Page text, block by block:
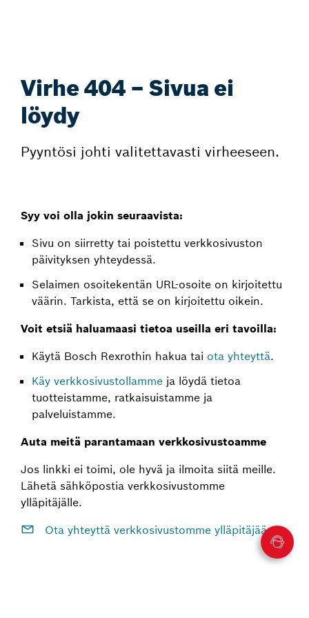
Virhe 404 – Sivua ei
löydy
Pyyntösi johti valitettavasti virheeseen.
Syy voi olla jokin seuraavista:
Sivu on siirretty tai poistettu verkkosivuston
päivityksen yhteydessä.
Selaimen osoitekentän URL-osoite on kirjoitettu
väärin. Tarkista, että se on kirjoitettu oikein.
Voit etsiä haluamaasi tietoa useilla eri tavoilla:
Käytä Bosch Rexrothin hakua tai ota yhteyttä.
Käy verkkosivustollamme ja löydä tietoa
tuotteistamme, ratkaisuistamme ja
palveluistamme.
Auta meitä parantamaan verkkosivustoamme
Jos linkki ei toimi, ole hyvä ja ilmoita siitä meille.
Lähetä sähköpostia verkkosivustomme
ylläpitäjälle.
Ota yhteyttä verkkosivustomme ylläpitäjään